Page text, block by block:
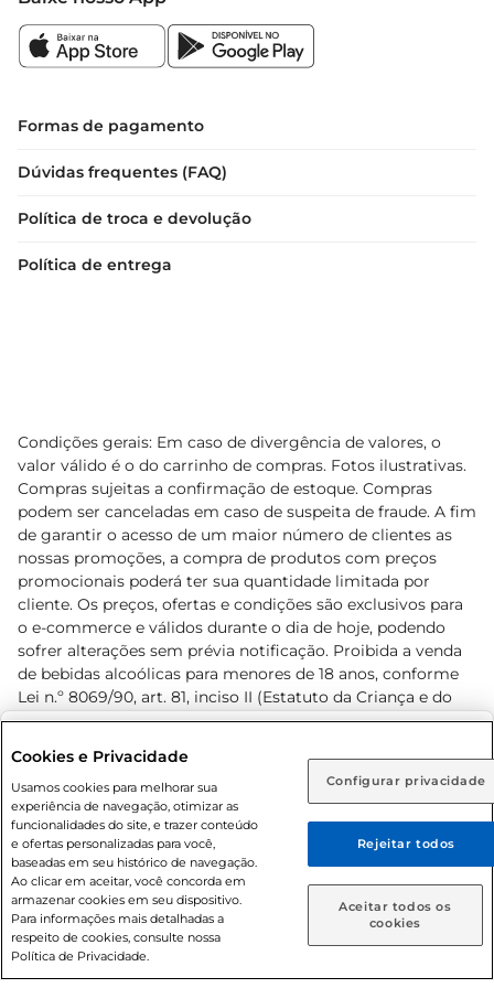
Rio de Janeiro (RJ) Goiás (GO)
Ou
Caso queira comprar online, informe como deseja receber
suas compras:
Entrega em casa Retire em Loja
terroir local, entregandoprodutos que falam
diretamente ao coração dos apreciadores.
cada gole conte umahistória. O Vinho Italiano
perfeita para quem busca qualidade e tradição
Formas de pagamento
Dúvidas frequentes (FAQ)
Política de troca e devolução
Política de entrega
Condições gerais: Em caso de divergência de valores, o
valor válido é o do carrinho de compras. Fotos ilustrativas.
Compras sujeitas a confirmação de estoque. Compras
podem ser canceladas em caso de suspeita de fraude. A fim
de garantir o acesso de um maior número de clientes as
nossas promoções, a compra de produtos com preços
promocionais poderá ter sua quantidade limitada por
cliente. Os preços, ofertas e condições são exclusivos para
o e-commerce e válidos durante o dia de hoje, podendo
sofrer alterações sem prévia notificação. Proibida a venda
de bebidas alcoólicas para menores de 18 anos, conforme
Lei n.º 8069/90, art. 81, inciso II (Estatuto da Criança e do
Adolescente). Preços e condições exclusivos para o
prévio. O valor mínimo para as compras on-line é de R$
80,00.
© 2026 Copyright. Todos os direitos
reservados Prezunic.
Cookies e Privacidade
Usamos cookies para melhorar sua
experiência de navegação, otimizar as
funcionalidades do site, e trazer conteúdo
e ofertas personalizadas para você,
baseadas em seu histórico de navegação.
Ao clicar em aceitar, você concorda em
armazenar cookies em seu dispositivo.
Para informações mais detalhadas a
respeito de cookies, consulte nossa
Política de Privacidade.
Configurar privacidade
Rejeitar todos
Aceitar todos os
cookies